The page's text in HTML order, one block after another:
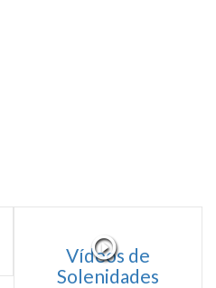
Vídeos de
Solenidades